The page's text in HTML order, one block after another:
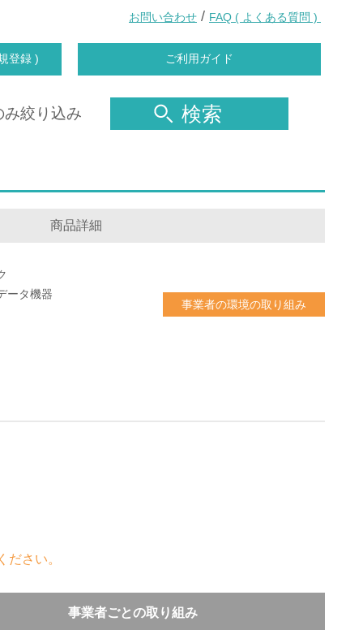
お問い合わせ / FAQ ( よくある質問 )
登録 ) ご利用ガイド
み絞り込み 検索
商品詳細
ータ機器
事業者の環境の取り組み
さい。
事業者ごとの取り組み